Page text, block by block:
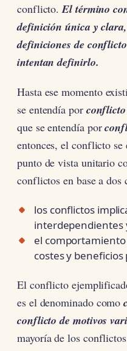
conflicto.El término
definición única y
definiciones de
intentan definirlo.
Hasta ese momento
se entendía por
que se entendía por
entonces, el conflicto se
punto de vista unitario
conflictos en base a dos
los conflictos
interdependientes
el
costes y
El conflicto
es el denominado como
conflicto de motivos
mayoría de los